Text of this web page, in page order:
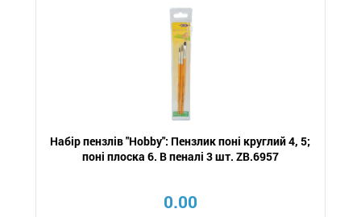
Набір пензлів "Hobby": Пензлик поні круглий 4, 5;
поні плоска 6. В пеналі 3 шт. ZB.6957
0.00